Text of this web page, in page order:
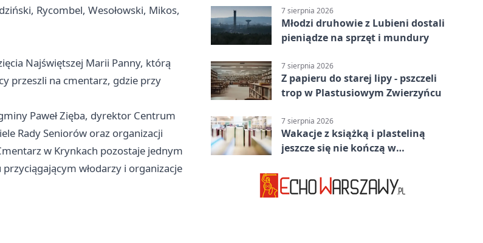
Rycombel, Wesołowski, Mikos,
Najświętszej Marii Panny, którą
przeszli na cmentarz, gdzie przy
Paweł Zięba, dyrektor Centrum
Rady Seniorów oraz organizacji
w Krynkach pozostaje jednym
włodarzy i organizacje
7 sierpnia 2026
Młodzi druhowie z Lubieni dostali
pieniądze na sprzęt i mundury
7 sierpnia 2026
Z papieru do starej lipy - pszczeli
trop w Plastusiowym Zwierzyńcu
7 sierpnia 2026
Wakacje z książką i plasteliną
jeszcze się nie kończą w